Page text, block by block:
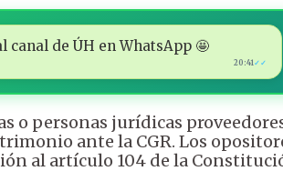
canal de ÚH en WhatsApp 🤩
20:41✓✓
o personas jurídicas
ante la CGR. Los
al artículo 104 de la